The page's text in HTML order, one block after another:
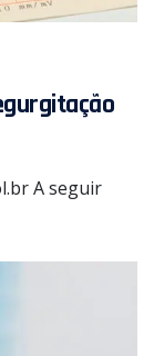
A seguir